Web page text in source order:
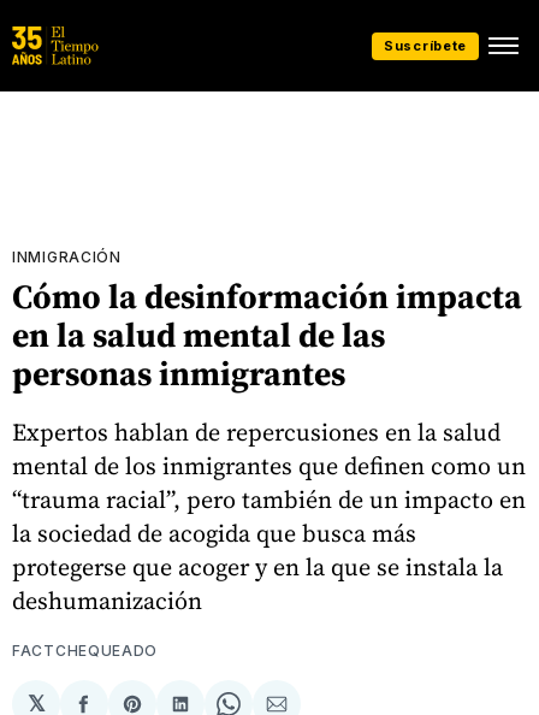
Suscríbete
INMIGRACIÓN
Cómo la desinformación impacta
en la salud mental de las
personas inmigrantes
Expertos hablan de repercusiones en la salud
mental de los inmigrantes que definen como un
“trauma racial”, pero también de un impacto en
la sociedad de acogida que busca más
protegerse que acoger y en la que se instala la
deshumanización
FACTCHEQUEADO
𝕏